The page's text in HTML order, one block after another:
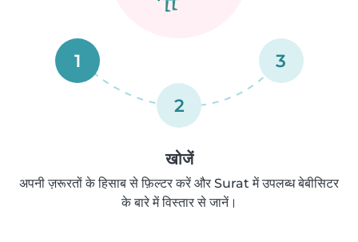
1
2
3
खोजें
अपनी ज़रूरतों के हिसाब से फ़िल्टर करें और Surat में उपलब्ध बेबीसिटर
के बारे में विस्तार से जानें।